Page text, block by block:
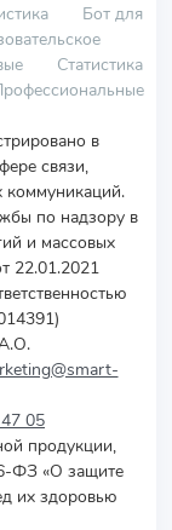
Бот для
Статистика
в
связи,
коммуникаций.
по надзору в
и массовых
22.01.2021
05
продукции,
ФЗ «О защите
их здоровью